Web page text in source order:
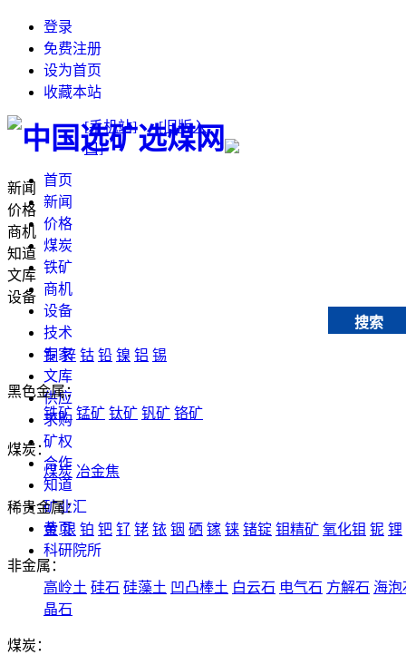
登录
免费注册
设为首页
收藏本站
[手机站]
[旧版入
口]
首页
新闻
价格
煤炭
铁矿
商机
设备
技术
专家
文库
供应
求购
矿权
合作
知道
矿业汇
黄页
科研院所
新闻
价格
商机
知道
文库
设备
搜索
铜 锌 钴 铅 镍 铝 锡
黑色金属：
铁矿 锰矿 钛矿 钒矿 铬矿
煤炭：
煤炭 冶金焦
稀贵金属：
金 银 铂 钯 钌 铑 铱 铟 硒 镓 铼 锗锭 钼精矿 氧化钼 铌 锂
非金属：
高岭土 硅石 硅藻土 凹凸棒土 白云石 电气石 方解石 海泡
晶石
煤炭：